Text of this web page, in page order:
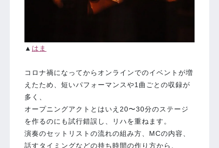
▲ はま
コロナ禍になってからオンラインでのイベントが増
えたため、短いパフォーマンスや1曲ごとの収録が
多く、
オープニングアクトとはいえ20〜30分のステージ
を作るのにも試行錯誤し、リハを重ねます。
演奏のセットリストの流れの組み方、MCの内容、
話すタイミングなどの持ち時間の作り方から、